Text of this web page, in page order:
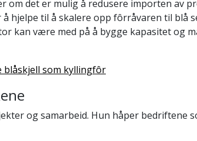
om det er mulig å redusere importen av
hjelpe til å skalere opp fôrråvaren til blå
kan være med på å bygge kapasitet og
som kyllingfôr
og samarbeid. Hun håper bedriftene